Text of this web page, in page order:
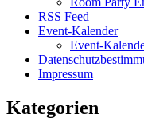
RSS Feed
Event-Kalender
Event-
Impressum
Kategorien